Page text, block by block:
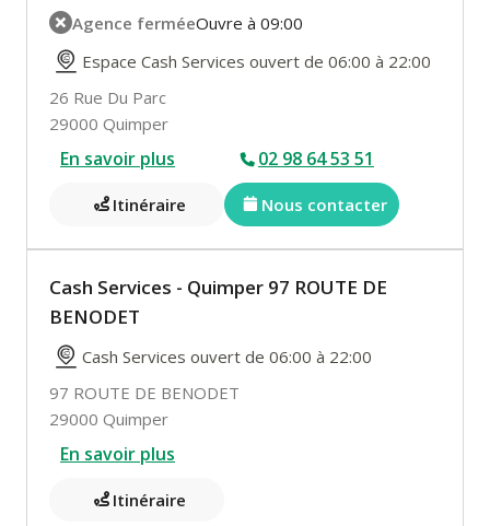
Agence ferméeOuvre à 09:00
Espace Cash Services ouvert de 06:00 à 22:00
26 Rue Du Parc
29000 Quimper
En savoir plus 02 98 64 53 51
Itinéraire Nous contacter
Cash Services - Quimper 97 ROUTE DE
BENODET
Cash Services ouvert de 06:00 à 22:00
97 ROUTE DE BENODET
29000 Quimper
En savoir plus
Itinéraire